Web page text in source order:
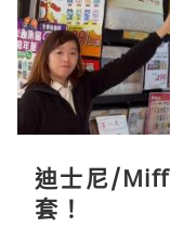
迪士尼/
套！